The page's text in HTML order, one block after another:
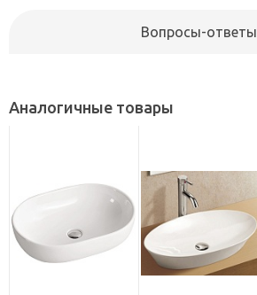
Вопросы-ответы
Аналогичные товары